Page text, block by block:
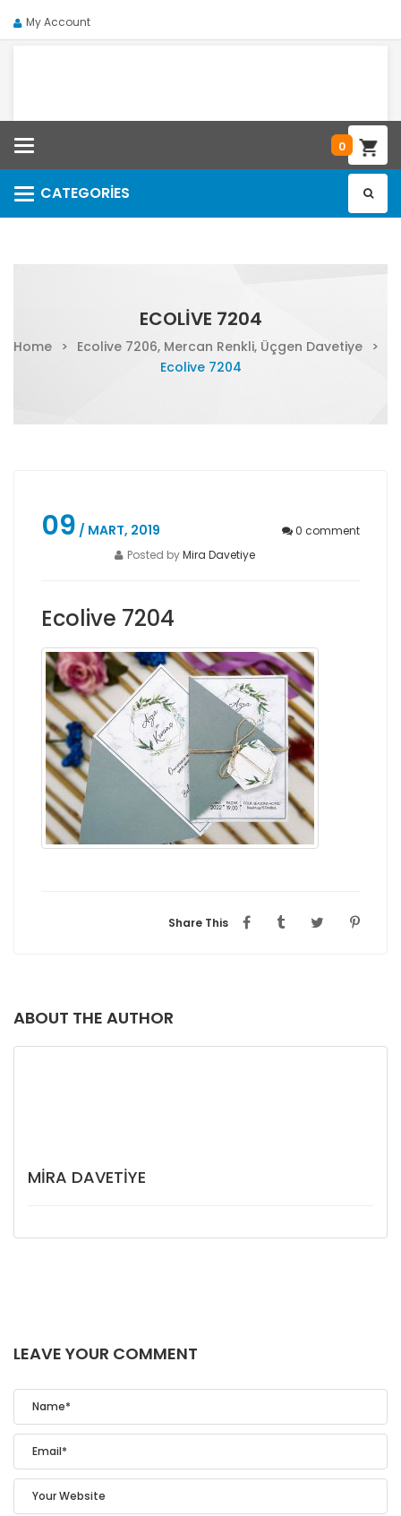
My Account
0
CATEGORIES
Categories
ECOLIVE 7204
Home > Ecolive 7206, Mercan Renkli, Üçgen Davetiye >
Ecolive 7204
09 / MART, 2019 0 comment
Posted byMira Davetiye
Ecolive 7204
Share This
ABOUT THE AUTHOR
MIRA DAVETIYE
LEAVE YOUR COMMENT